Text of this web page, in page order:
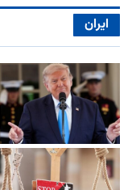
ایران